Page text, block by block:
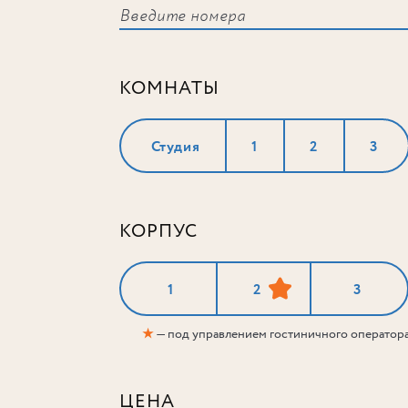
КОМНАТЫ
Студия 1 2 3
КОРПУС
1 2 3
★— под управлением гостиничного
ЦЕНА